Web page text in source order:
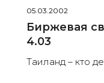
05.03.2002
Биржевая
4.03
Таиланд – кто